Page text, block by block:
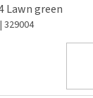
Lawn green
| 329004